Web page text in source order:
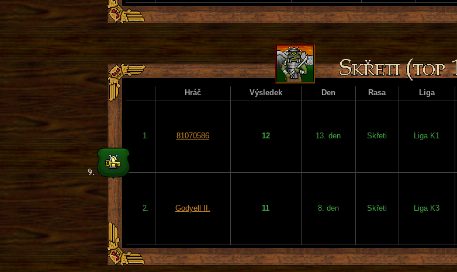
Hráč Výsledek Den Rasa Liga
1. 81070586 12 13. den Skřeti Liga K1
2. Godyell II. 11 8. den Skřeti Liga K3